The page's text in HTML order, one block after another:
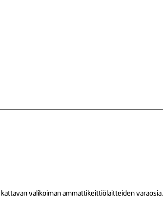
valikoiman ammattikeittiölaitteiden varaosia.